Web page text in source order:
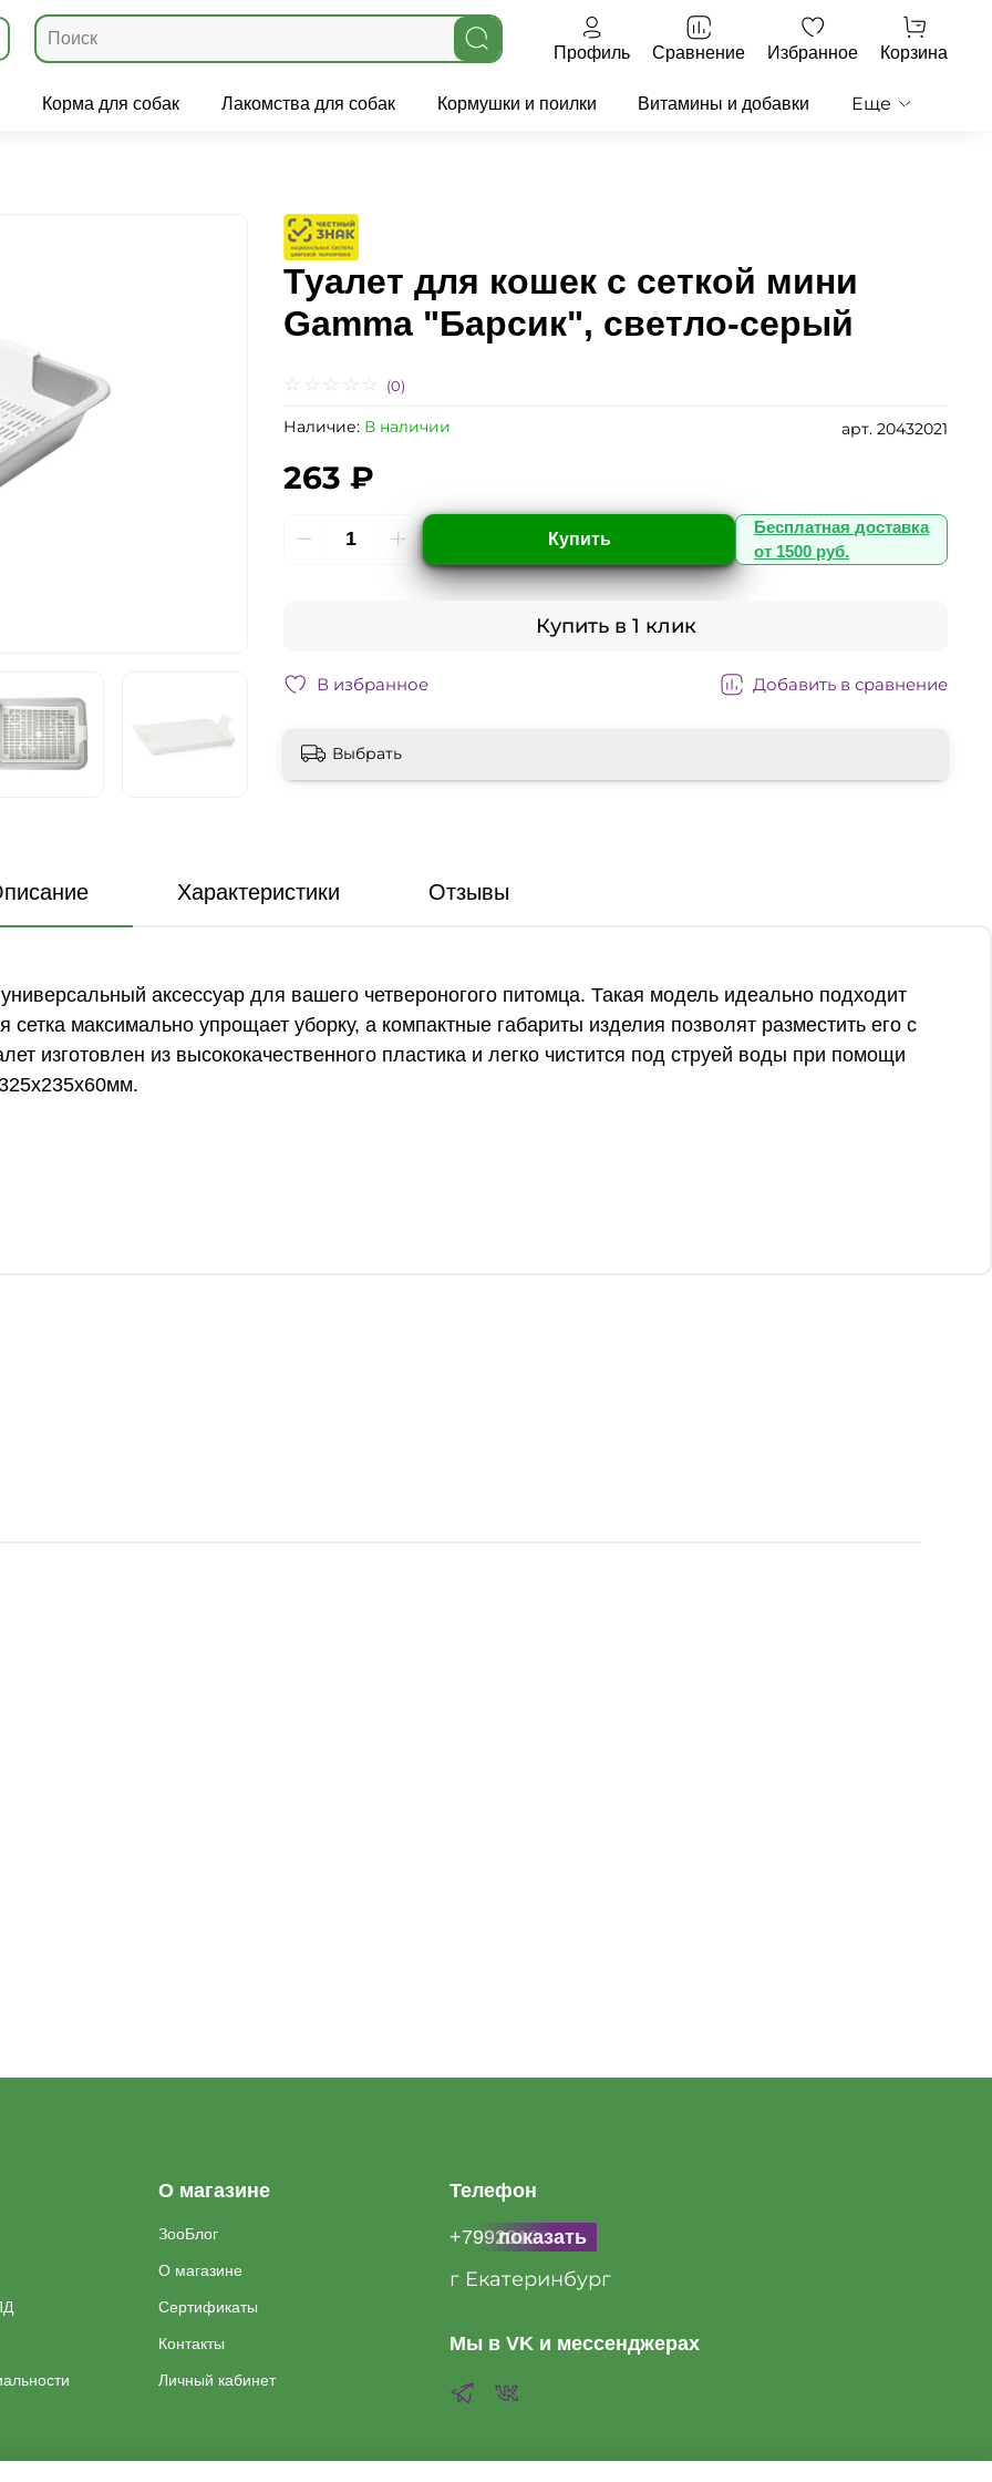
Профиль Сравнение Избранное Корзина
Корма для собак Лакомства для собак Кормушки и поилки Витамины и добавки Еще
(0)
арт. 20432021
Наличие: В наличии
Туалет для кошек c сеткой мини
Gamma "Барсик", светло-серый
263 ₽
Купить
Бесплатная доставка
от 1500 руб.
Купить в 1 клик
В избранное Добавить в сравнение
Выбрать
Характеристики Отзывы
аксессуар для вашего четвероногого питомца. Такая модель идеально подходит
максимально упрощает уборку, а компактные габариты изделия позволят разместить его с
изготовлен из высококачественного пластика и легко чистится под струей воды при помощи
О магазине
ЗооБлог
О магазине
Сертификаты
Контакты
Личный кабинет
Телефон
+79920128846
показать
г Екатеринбург
Мы в VK и мессенджерах